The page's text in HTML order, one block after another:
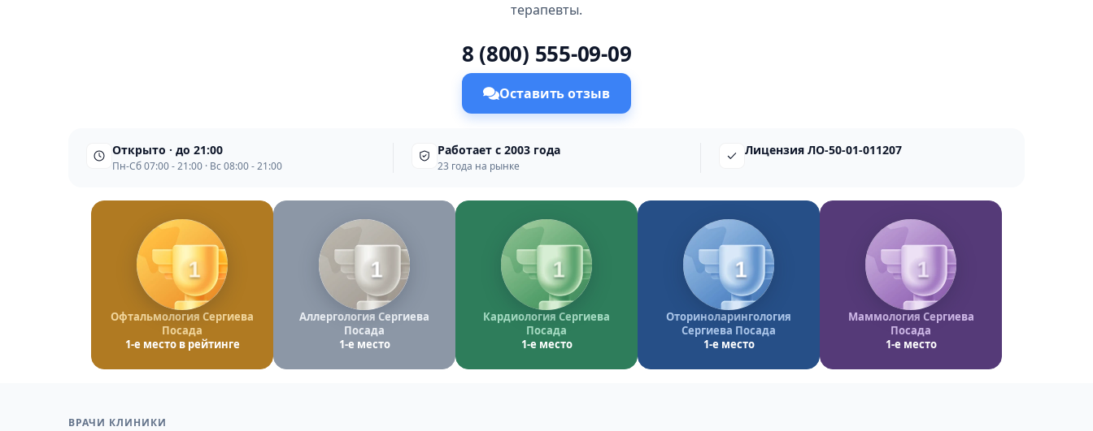
терапевты.
8 (800) 555-09-09
Оставить отзыв
Открыто · до 21:00
Пн-Сб 07:00 - 21:00 · Вс 08:00 - 21:00
Работает с 2003 года
23 года на рынке
Лицензия ЛО-50-01-011207
1
Офтальмология Сергиева
Посада
1-е место в рейтинге
1
Аллергология Сергиева
Посада
1-е место
1
Кардиология Сергиева
Посада
1-е место
1
Оториноларингология
Сергиева Посада
1-е место
1
Маммология Сергиева
Посада
1-е место
ВРАЧИ КЛИНИКИ